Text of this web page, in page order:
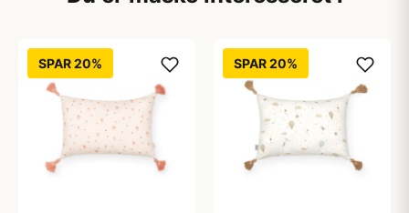
SPAR 20% SPAR 20%